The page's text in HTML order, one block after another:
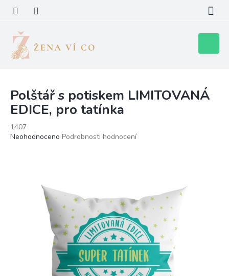
obsah
košík
Polštář s potiskem LIMITOVANÁ
EDICE, pro tatínka
1407
Průměrné
Neohodnoceno Podrobnosti hodnocení